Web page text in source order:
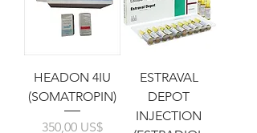
HEADON 4IU
(SOMATROPIN)
Cena
350,00 US$
ESTRAVAL
DEPOT
INJECTION